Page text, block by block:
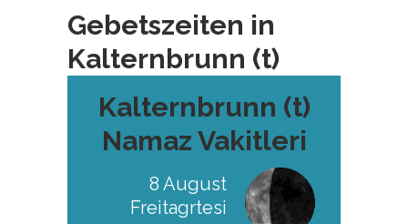
Gebetszeiten in
Kalternbrunn (t)
Kalternbrunn (t)
Namaz Vakitleri
8 August
Freitagrtesi